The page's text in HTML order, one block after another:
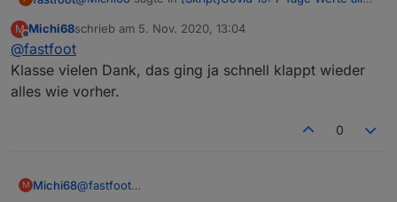
mal überarbeiten.
Der Fix ist im ersten Beitrag, der Rest kommt dieser
Tage
M
Offline
Michi68schrieb am 5. Nov. 2020, 13:04
zuletzt editiert von
@fastfoot
Klasse vielen Dank, das ging ja schnell klappt wieder
alles wie vorher.
0
M Michi68@fastfoot